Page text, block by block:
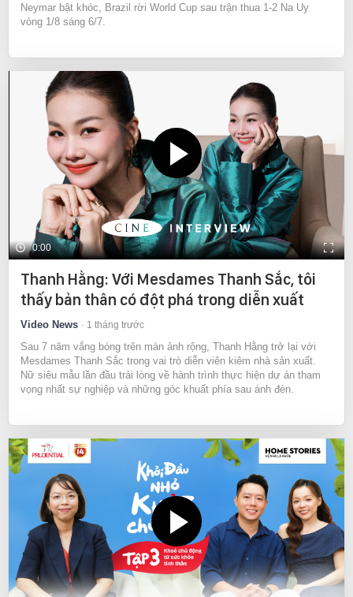
Neymar bật khóc, Brazil rời World Cup sau trận thua 1-2 Na Uy
vòng 1/8 sáng 6/7.
0:00
Thanh Hằng: Với Mesdames Thanh Sắc, tôi
thấy bản thân có đột phá trong diễn xuất
Video News 1 tháng trước
Sau 7 năm vắng bóng trên màn ảnh rộng, Thanh Hằng trở lại với
Mesdames Thanh Sắc trong vai trò diễn viên kiêm nhà sản xuất.
Nữ siêu mẫu lần đầu trải lòng về hành trình thực hiện dự án tham
vọng nhất sự nghiệp và những góc khuất phía sau ánh đèn.